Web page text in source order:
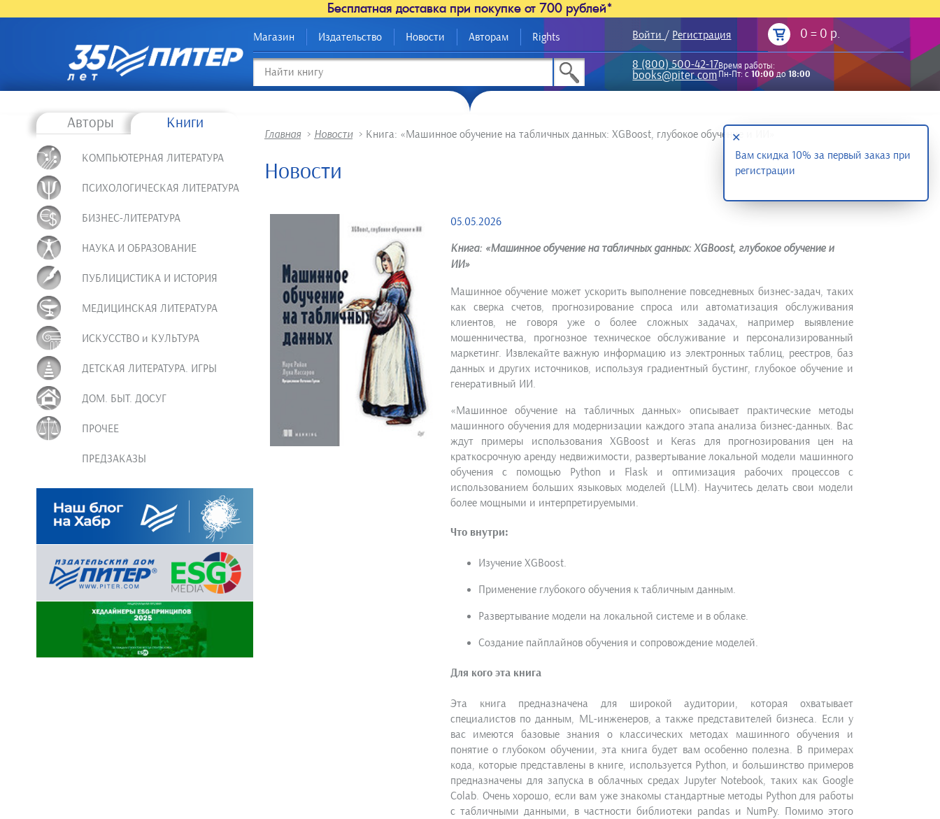
Бесплатная доставка при покупке от 700 рублей*
Магазин Издательство Новости Авторам Rights Войти / Регистрация 0 = 0 р.
8 (800) 500-42-17
books@piter.com
Время работы:
Пн-Пт: с10:00до18:00
Авторы Книги
КОМПЬЮТЕРНАЯ ЛИТЕРАТУРА
ПСИХОЛОГИЧЕСКАЯ ЛИТЕРАТУРА
БИЗНЕС-ЛИТЕРАТУРА
НАУКА И ОБРАЗОВАНИЕ
ПУБЛИЦИСТИКА И ИСТОРИЯ
МЕДИЦИНСКАЯ ЛИТЕРАТУРА
ИСКУССТВО и КУЛЬТУРА
ДЕТСКАЯ ЛИТЕРАТУРА. ИГРЫ
ДОМ. БЫТ. ДОСУГ
ПРОЧЕЕ
ПРЕДЗАКАЗЫ
Главная > Новости > Книга: «Машинное обучение на табличных данных: XGBoost, глубокое обучение и ИИ»
Новости
05.05.2026
Книга: «Машинное обучение на табличных данных: XGBoost, глубокое обучение и
ИИ»
Машинное обучение может ускорить выполнение повседневных бизнес-задач, таких
как сверка счетов, прогнозирование спроса или автоматизация обслуживания
клиентов, не говоря уже о более сложных задачах, например выявление
мошенничества, прогнозное техническое обслуживание и персонализированный
маркетинг. Извлекайте важную информацию из электронных таблиц, реестров, баз
данных и других источников, используя градиентный бустинг, глубокое обучение и
генеративный ИИ.
«Машинное обучение на табличных данных» описывает практические методы
машинного обучения для модернизации каждого этапа анализа бизнес-данных. Вас
ждут примеры использования XGBoost и Keras для прогнозирования цен на
краткосрочную аренду недвижимости, развертывание локальной модели машинного
обучения с помощью Python и Flask и оптимизация рабочих процессов с
использованием больших языковых моделей (LLM). Научитесь делать свои модели
более мощными и интерпретируемыми.
Что внутри:
Изучение XGBoost.
Применение глубокого обучения к табличным данным.
Развертывание модели на локальной системе и в облаке.
Создание пайплайнов обучения и сопровождение моделей.
Для кого эта книга
Эта книга предназначена для широкой аудитории, которая охватывает
специалистов по данным, ML-инженеров, а также представителей бизнеса. Если у
вас имеются базовые знания о классических методах машинного обучения и
понятие о глубоком обучении, эта книга будет вам особенно полезна. В примерах
кода, которые представлены в книге, используется Python, и большинство примеров
предназначены для запуска в облачных средах Jupyter Notebook, таких как Google
Colab. Очень хорошо, если вам уже знакомы стандартные методы Python для работы
с табличными данными, в частности библиотеки pandas и NumPy. Помимо этого
Вам скидка 10% за первый заказ при
регистрации
✕